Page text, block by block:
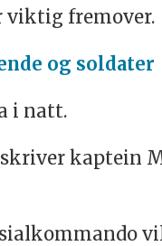
viktig fremover.
og soldater
i natt.
skriver kaptein